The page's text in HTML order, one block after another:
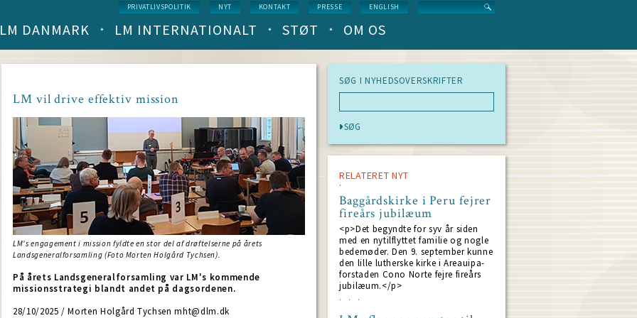
Service
menu
PRIVATLIVSPOLITIK NYT KONTAKT PRESSE ENGLISH
Main
(level
1)
LM DANMARK LM INTERNATIONALT STØT OM OS
LM vil drive effektiv mission
LM's engagement i mission fyldte en stor del af drøftelserne på årets
Landsgeneralforsamling (Foto Morten Holgård Tychsen).
På årets Landsgeneralforsamling var LM's kommende
missionsstrategi blandt andet på dagsordenen.
28/10/2025 / Morten Holgård Tychsen mht@dlm.dk
SØG I NYHEDSOVERSKRIFTER
RELATERET NYT
Baggårdskirke i Peru fejrer
fireårs jubilæum
<p>Det begyndte for syv år siden
med en nytilflyttet familie og nogle
bedemøder. Den 9. september kunne
den lille lutherske kirke i Areauipa-
forstaden Cono Norte fejre fireårs
jubilæum.</p>